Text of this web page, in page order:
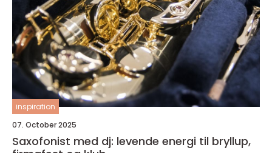
inspiration
07. October 2025
Saxofonist med dj: levende energi til bryllup,